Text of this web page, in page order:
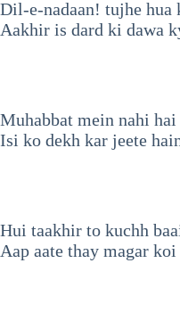
Dil-e-nadaan! tujhe hua
Aakhir is dard ki dawa
Muhabbat mein nahi
Isi ko dekh kar jeete
Hui taakhir to kuchh
Aap aate thay magar